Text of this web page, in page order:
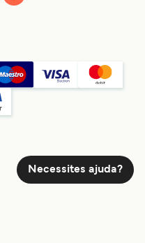
Necessites ajuda?